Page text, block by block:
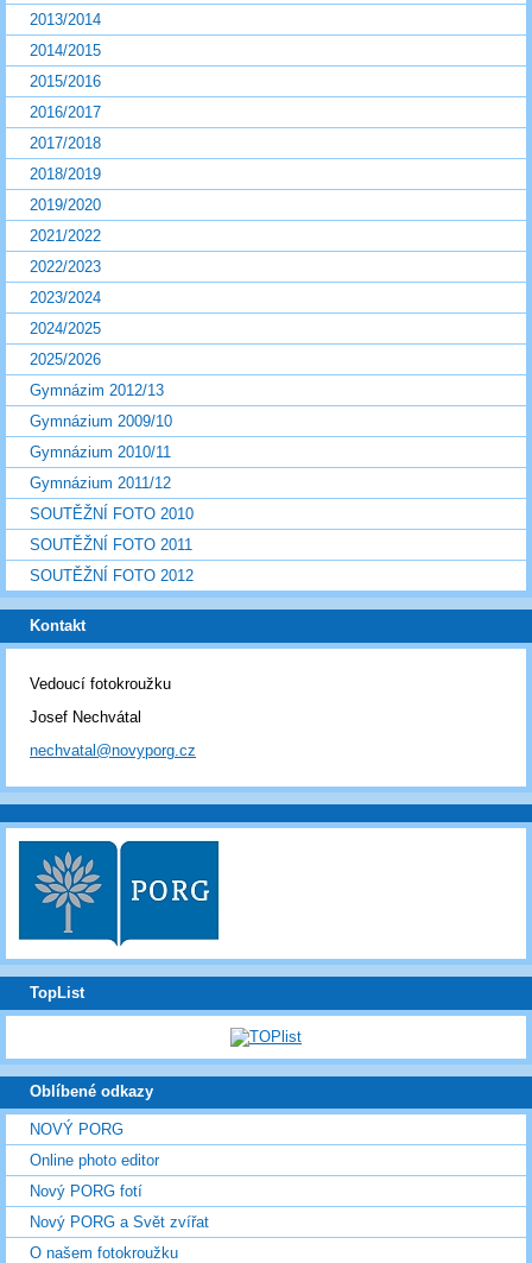
2013/2014
2014/2015
2015/2016
2016/2017
2017/2018
2018/2019
2019/2020
2021/2022
2022/2023
2023/2024
2024/2025
2025/2026
Gymnázim 2012/13
Gymnázium 2009/10
Gymnázium 2010/11
Gymnázium 2011/12
SOUTĚŽNÍ FOTO 2010
SOUTĚŽNÍ FOTO 2011
SOUTĚŽNÍ FOTO 2012
Kontakt
Vedoucí fotokroužku
Josef Nechvátal
nechvatal@novyporg.cz
TopList
Oblíbené odkazy
NOVÝ PORG
Online photo editor
Nový PORG fotí
Nový PORG a Svět zvířat
O našem fotokroužku